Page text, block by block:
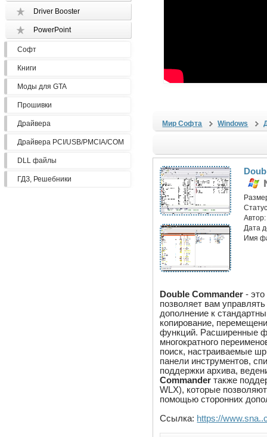
Driver Booster
PowerPoint
Софт
Книги
Моды для GTA
Прошивки
Драйвера
Драйвера PCI/USB/PMCIA/COM
DLL файлы
ГДЗ, Решебники
Мир Софта Windows
Дата
Имя
Double Commander -
позволяет вам
дополнение к
копирование,
функций. Расширенные
многократного
поиск, настраиваемые
панели инструментов,
поддержки архива,
Commander также
WLX), которые
помощью сторонних
Ссылка: https://